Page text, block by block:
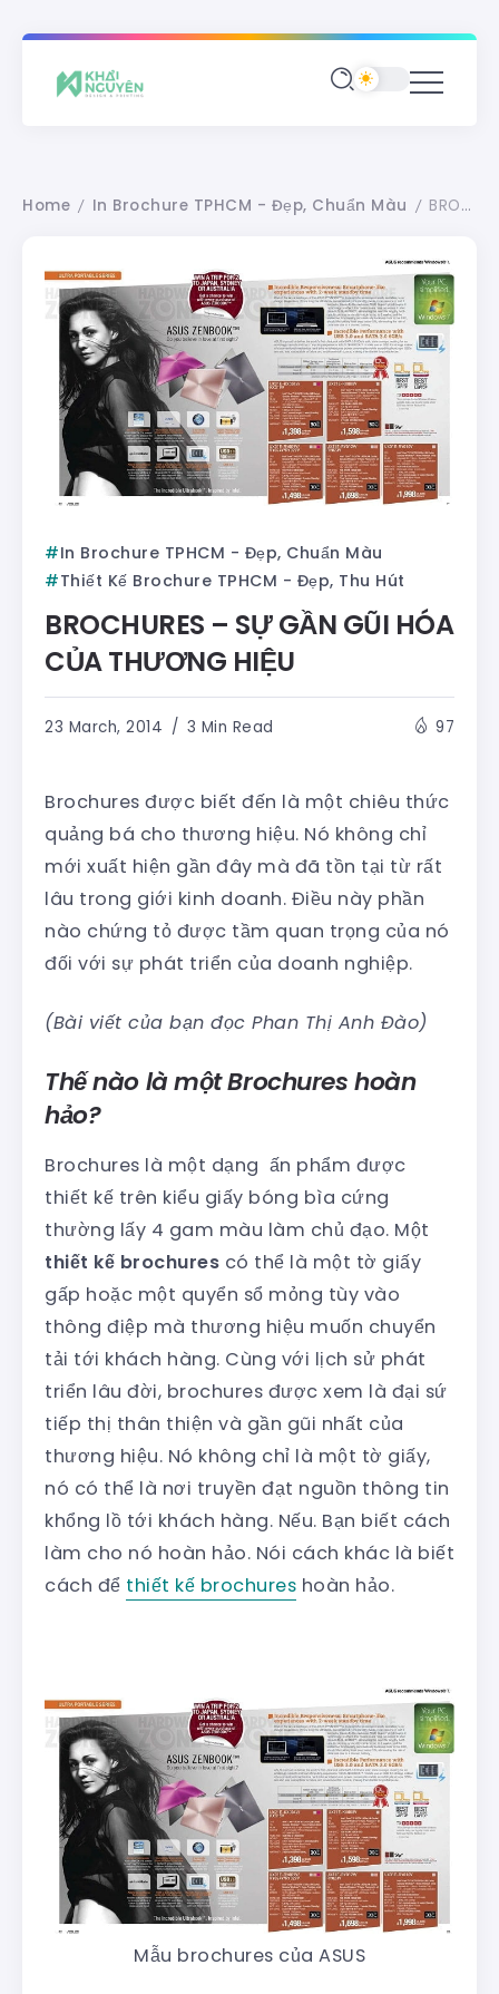
Home / In Brochure TPHCM - Đẹp, Chuẩn Màu / BROCHURES – SỰ GẦN GŨI HÓA CỦA THƯƠNG HIỆU
In Brochure TPHCM - Đẹp, Chuẩn Màu
Thiết Kế Brochure TPHCM - Đẹp, Thu Hút
BROCHURES – SỰ GẦN GŨI HÓA
CỦA THƯƠNG HIỆU
23 March, 2014 3 Min Read 97
Brochures được biết đến là một chiêu thức
quảng bá cho thương hiệu. Nó không chỉ
mới xuất hiện gần đây mà đã tồn tại từ rất
lâu trong giới kinh doanh. Điều này phần
nào chứng tỏ được tầm quan trọng của nó
đối với sự phát triển của doanh nghiệp.
(Bài viết của bạn đọc Phan Thị Anh Đào)
Thế nào là một Brochures hoàn
hảo?
Brochures là một dạng ấn phẩm được
thiết kế trên kiểu giấy bóng bìa cứng
thường lấy 4 gam màu làm chủ đạo. Một
thiết kế brochures có thể là một tờ giấy
gấp hoặc một quyển sổ mỏng tùy vào
thông điệp mà thương hiệu muốn chuyển
tải tới khách hàng. Cùng với lịch sử phát
triển lâu đời, brochures được xem là đại sứ
tiếp thị thân thiện và gần gũi nhất của
thương hiệu. Nó không chỉ là một tờ giấy,
nó có thể là nơi truyền đạt nguồn thông tin
khổng lồ tới khách hàng. Nếu. Bạn biết cách
làm cho nó hoàn hảo. Nói cách khác là biết
cách để thiết kế brochures hoàn hảo.
Mẫu brochures của ASUS